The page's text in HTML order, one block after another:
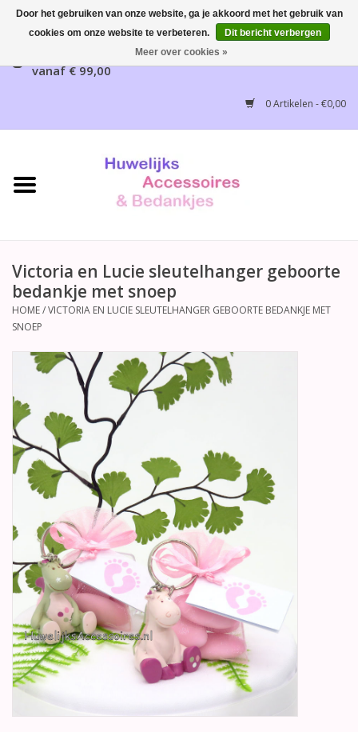
Gratis verzending mogelijk, NL vanaf € 65,00, België
vanaf € 99,00
0 Artikelen - €0,00
Home
Bruidsaccessoires
Huwelijksreceptie
Betty Boop Huwelijk
Jubileum
Geboorte, Doop en
Communie
SALE
Victoria en Lucie sleutelhanger geboorte
bedankje met snoep
HOME/VICTORIA EN LUCIE SLEUTELHANGER GEBOORTE BEDANKJE MET
SNOEP
Door het gebruiken van onze website, ga je akkoord met het gebruik van
cookies om onze website te verbeteren.
Dit bericht verbergen
Meer over cookies »